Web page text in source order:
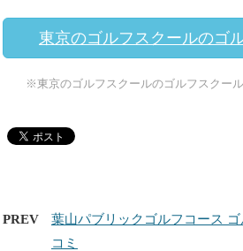
東京のゴルフスクールのゴ
※東京のゴルフスクールのゴルフスクー
PREV
葉山パブリックゴルフコース
コミ